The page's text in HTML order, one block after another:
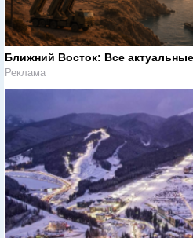
Ближний Восток: Все
Реклама